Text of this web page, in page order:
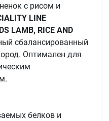
с рисом и
LINE
LAMB, RICE AND
сбалансированный
Оптимален для
белков и